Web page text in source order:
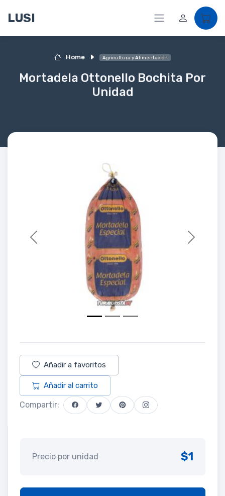
LUSI
Home Agricultura y Alimentación
Mortadela Ottonello Bochita Por
Unidad
Previous Next
Añadir a favoritos
Añadir al carrito
Compartir:
Precio por unidad $1